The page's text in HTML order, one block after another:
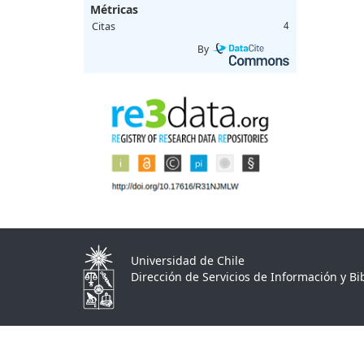
Métricas
Citas 4
By
Universidad de Chile
Dirección de Servicios de Información y